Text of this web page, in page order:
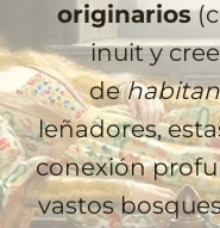
originarios
inuit y
de
leñadores,
conexión
vastos